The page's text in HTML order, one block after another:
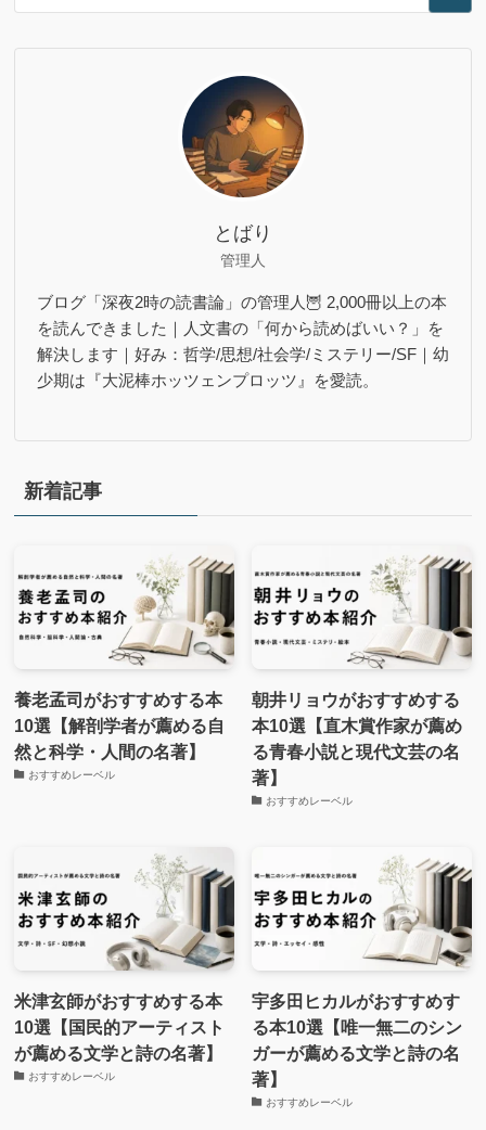
とばり
管理人
ブログ「深夜2時の読書論」の管理人🦉 2,000冊以上の本
を読んできました｜人文書の「何から読めばいい？」を
解決します｜好み：哲学/思想/社会学/ミステリー/SF｜幼
少期は『大泥棒ホッツェンプロッツ』を愛読。
新着記事
養老孟司がおすすめする本
10選【解剖学者が薦める自
然と科学・人間の名著】
おすすめレーベル
朝井リョウがおすすめする
本10選【直木賞作家が薦め
る青春小説と現代文芸の名
著】
おすすめレーベル
米津玄師がおすすめする本
10選【国民的アーティスト
が薦める文学と詩の名著】
おすすめレーベル
宇多田ヒカルがおすすめす
る本10選【唯一無二のシン
ガーが薦める文学と詩の名
著】
おすすめレーベル